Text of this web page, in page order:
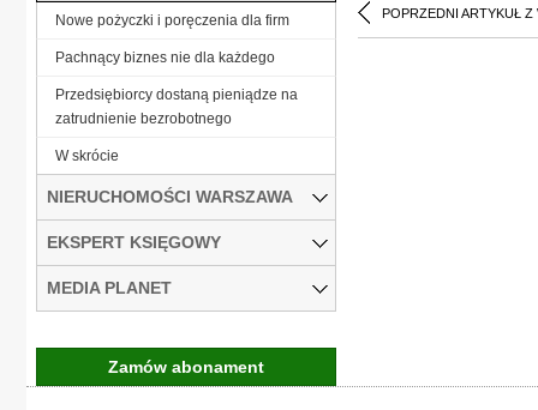
POPRZEDNI ARTYKUŁ Z
Nowe pożyczki i poręczenia dla firm
Pachnący biznes nie dla każdego
Przedsiębiorcy dostaną pieniądze na
zatrudnienie bezrobotnego
W skrócie
NIERUCHOMOŚCI WARSZAWA
EKSPERT KSIĘGOWY
MEDIA PLANET
Zamów abonament